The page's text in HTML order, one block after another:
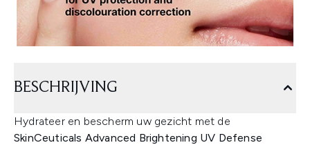
BESCHRIJVING
Hydrateer en bescherm uw gezicht met de
SkinCeuticals Advanced Brightening UV Defense